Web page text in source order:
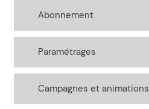
Abonnement
Paramétrages
Campagnes et animations